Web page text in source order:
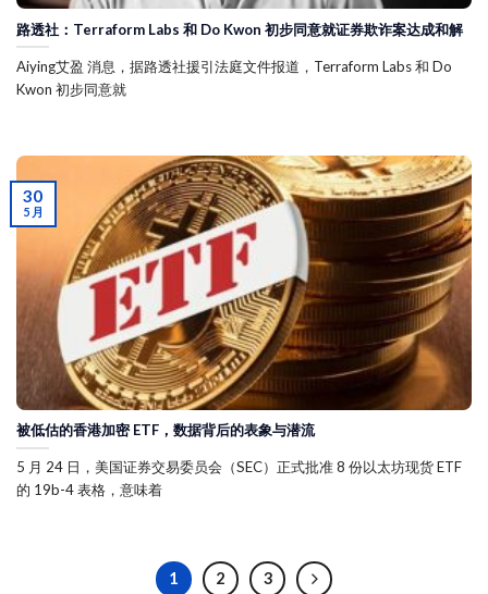
路透社：Terraform Labs 和 Do Kwon 初步同意就证券欺诈案达成和解
Aiying艾盈 消息，据路透社援引法庭文件报道，Terraform Labs 和 Do
Kwon 初步同意就
被低估的香港加密 ETF，数据背后的表象与潜流
5 月 24 日，美国证券交易委员会（SEC）正式批准 8 份以太坊现货 ETF
的 19b-4 表格，意味着
30
5 月
1 2 3